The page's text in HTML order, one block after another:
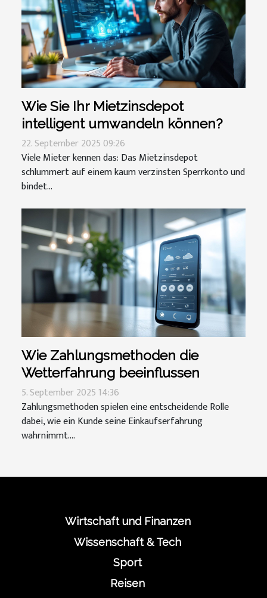
Wie Sie Ihr Mietzinsdepot
intelligent umwandeln können?
22. September 2025 09:26
Viele Mieter kennen das: Das Mietzinsdepot
schlummert auf einem kaum verzinsten Sperrkonto und
bindet...
Wie Zahlungsmethoden die
Wetterfahrung beeinflussen
5. September 2025 14:36
Zahlungsmethoden spielen eine entscheidende Rolle
dabei, wie ein Kunde seine Einkaufserfahrung
wahrnimmt....
Wirtschaft und Finanzen
Wissenschaft & Tech
Sport
Reisen